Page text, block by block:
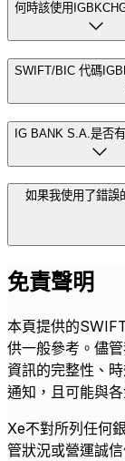
何時該使用
SWIFT/BIC 代碼
IG BANK S.A.是否
如果我使用了錯誤
免責聲明
本頁提供的
供一般參考。儘
資訊的完整性、
通知，且可能與
Xe不對所列任何
管狀況或營運誠